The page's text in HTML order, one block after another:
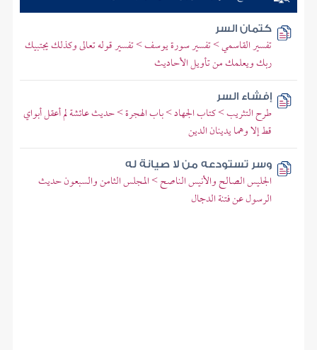
كتمان السر
تفسير القاسمي > تفسير سورة يوسف > تفسير قوله تعالى وكذلك يجتبيك
ربك ويعلمك من تأويل الأحاديث
إفشاء السر
طرح التثريب > كتاب الجهاد > باب الهجرة > حديث عائشة لم أعقل أبواي
قط إلا وهما يدينان الدين
وسر تستودعه من لا صيانة له
الجليس الصالح والأنيس الناصح > المجلس الثامن والسبعون حديث
الرسول عن فتنة الدجال